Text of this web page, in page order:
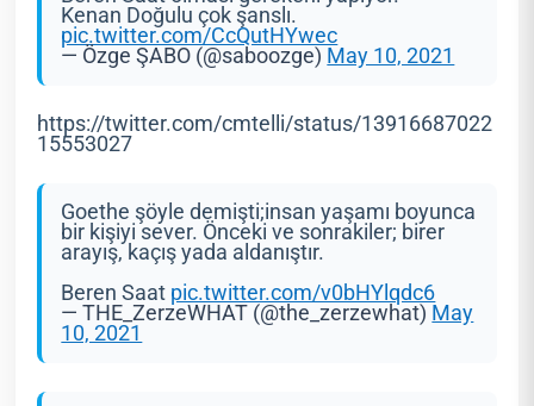
Kenan Doğulu çok şanslı.
pic.twitter.com/CcQutHYwec
— Özge ŞABO (@saboozge) May 10, 2021
https://twitter.com/cmtelli/status/13916687022
15553027
Goethe şöyle demişti;insan yaşamı boyunca
bir kişiyi sever. Önceki ve sonrakiler; birer
arayış, kaçış yada aldanıştır.
Beren Saat pic.twitter.com/v0bHYlqdc6
— THE_ZerzeWHAT (@the_zerzewhat) May
10, 2021